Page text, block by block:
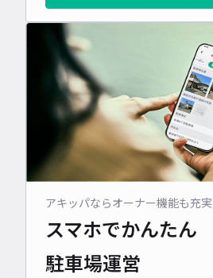
アキッパならオーナー機能も充実
スマホでかんたん
駐車場運営